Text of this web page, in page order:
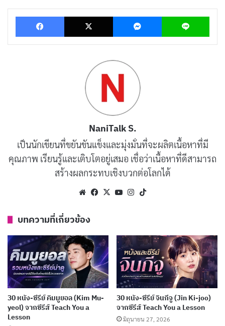
กลับกลายเป็นชนวนจุดไฟให้ความต้องการที่ถูกซ่อนเร้น
ปะทุขึ้นอย่างรุนแรง! แล้วหนังจะพาเราไปเจออะไรที่มากก
ว่าความเร่าร้อน? ตามมาดูกัน!
รีวิวและเรื่องย่อ I Would Rather Kill
I Would Rather Kill You เปิดตัวด้วยการย้ายถิ่นฐานของ
สองพี่น้อง ซอนยอง (Kim Ju-eun) ผู้เป็นพี่สาวแสนจริงจัง
กับงานในโรงเรือน และ จียอง (
Kim Do-yeon) น้องสาวสาย
ชิลล์ที่ใช้ชีวิตอย่างอิสระปล่อยตัว ทั้งคู่ดูเหมือนมีไฟทาง
เพศลุกโชน ซอนยองปลดปล่อยด้วยแตงกวา ส่วนจียอง
สำเร็จความใคร่ด้วยเสียงในหูฟัง! การปรากฏตัวของพวก
Facebook X Messenger Line
NaniTalk S.
เป็นนักเขียนที่ขยันขันแข็งและมุ่งมั่นที่จะผลิตเนื้อหาที่มี
คุณภาพ เรียนรู้และเติบโตอยู่เสมอ เชื่อว่าเนื้อหาที่ดีสามารถ
สร้างผลกระทบเชิงบวกต่อโลกได้
WebsiteFacebook
X YouTubeInstagram
บทความที่เกี่ยวข้อง
30 หนัง-ซีรีย์ คิมมูยอล (Kim Mu-
yeol) จากซีรีส์ Teach You a
Lesson
30 หนัง-ซีรีย์ จินกีจู (Jin Ki-joo)
จากซีรีส์ Teach You a Lesson
มิถุนายน 27, 2026